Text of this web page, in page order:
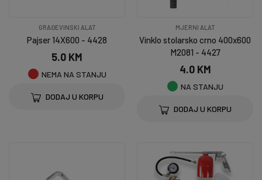
GRAĐEVINSKI ALAT
Pajser 14X600 - 4428
5.0 KM
NEMA NA STANJU
DODAJ U KORPU
MJERNI ALAT
Vinklo stolarsko crno 400x600
M2081 - 4427
4.0 KM
NA STANJU
DODAJ U KORPU